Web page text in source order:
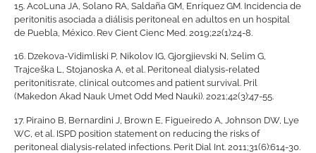
15. AcoLuna JA, Solano RA, Saldaña GM, Enríquez GM. Incidencia de
peritonitis asociada a diálisis peritoneal en adultos en un hospital
de Puebla, México. Rev Cient Cienc Med. 2019;22(1):24-8.
16. Dzekova-Vidimliski P, Nikolov IG, Gjorgjievski N, Selim G,
Trajceška L, Stojanoska A, et al. Peritoneal dialysis-related
peritonitis:rate, clinical outcomes and patient survival. Pril
(Makedon Akad Nauk Umet Odd Med Nauki). 2021;42(3):47-55.
17. Piraino B, Bernardini J, Brown E, Figueiredo A, Johnson DW, Lye
WC, et al. ISPD position statement on reducing the risks of
peritoneal dialysis-related infections. Perit Dial Int. 2011;31(6):614-30.